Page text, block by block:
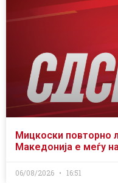
Мицкоски повторно
Македонија е меѓу
06/08/2026 16:51